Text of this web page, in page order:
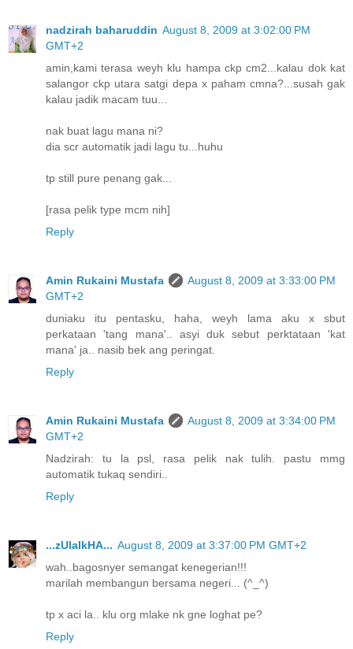
nadzirah baharuddin August 8, 2009 at 3:02:00 PM
GMT+2
amin,kami terasa weyh klu hampa ckp cm2...kalau dok kat
salangor ckp utara satgi depa x paham cmna?...susah gak
kalau jadik macam tuu...
nak buat lagu mana ni?
dia scr automatik jadi lagu tu...huhu
tp still pure penang gak...
[rasa pelik type mcm nih]
Reply
Amin Rukaini Mustafa
August 8, 2009 at 3:33:00 PM
GMT+2
duniaku itu pentasku, haha, weyh lama aku x sbut
perkataan 'tang mana'.. asyi duk sebut perktataan 'kat
mana' ja.. nasib bek ang peringat.
Reply
Amin Rukaini Mustafa
August 8, 2009 at 3:34:00 PM
GMT+2
Nadzirah: tu la psl, rasa pelik nak tulih. pastu mmg
automatik tukaq sendiri..
Reply
...zUlaIkHA... August 8, 2009 at 3:37:00 PM GMT+2
wah..bagosnyer semangat kenegerian!!!
marilah membangun bersama negeri... (^_^)
tp x aci la.. klu org mlake nk gne loghat pe?
Reply